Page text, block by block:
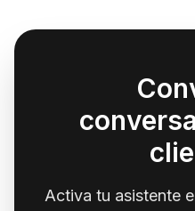
Activa tu asistente